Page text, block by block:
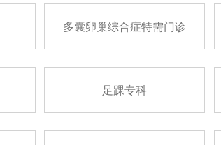
多囊卵巢综合症特需门诊
足踝专科